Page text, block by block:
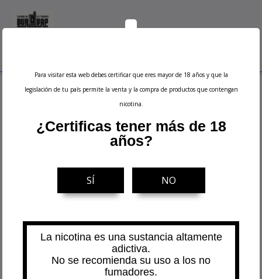
Inicio Resistencias Resistencias Comerciales Vaporesso
Resistencia
Para visitar esta web debes certificar que eres mayor de 18 años y que la
legislación de tu país permite la venta y la compra de productos que contengan
nicotina.
¿Certificas tener más de 18
años?
SÍ NO
La nicotina es una sustancia altamente
adictiva.
No se recomienda su uso a los no
fumadores.